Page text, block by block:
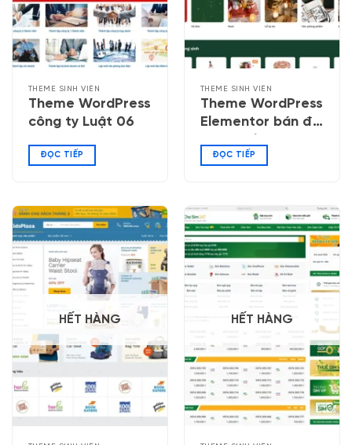
THEME SINH VIÊN
Theme WordPress
công ty Luật 06
ĐỌC TIẾP
THEME SINH VIÊN
Theme WordPress
Elementor bán đồ
tặng
ĐỌC TIẾP
HẾT HÀNG HẾT HÀNG